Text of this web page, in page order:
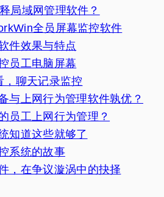
局域网管理软件？
全员屏幕监控软件
件效果与特点
员工电脑屏幕
，聊天记录监控
与上网行为管理软件孰优？
员工上网行为管理？
知道这些就够了
系统的故事
，在争议漩涡中的抉择